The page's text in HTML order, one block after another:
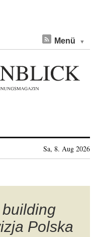
Menü
Sa, 8. Aug 2026
Polska